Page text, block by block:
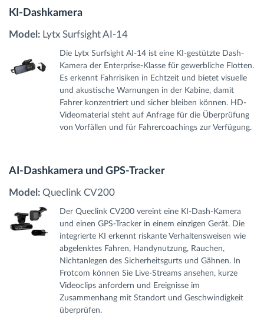
KI-Dashkamera
Model: Lytx Surfsight AI-14
Die Lytx Surfsight AI-14 ist eine KI-gestützte Dash-
Kamera der Enterprise-Klasse für gewerbliche Flotten.
Es erkennt Fahrrisiken in Echtzeit und bietet visuelle
und akustische Warnungen in der Kabine, damit
Fahrer konzentriert und sicher bleiben können. HD-
Videomaterial steht auf Anfrage für die Überprüfung
von Vorfällen und für Fahrercoachings zur Verfügung.
AI-Dashkamera und GPS-Tracker
Model: Queclink CV200
Der Queclink CV200 vereint eine KI-Dash-Kamera
und einen GPS-Tracker in einem einzigen Gerät. Die
integrierte KI erkennt riskante Verhaltensweisen wie
abgelenktes Fahren, Handynutzung, Rauchen,
Nichtanlegen des Sicherheitsgurts und Gähnen. In
Frotcom können Sie Live-Streams ansehen, kurze
Videoclips anfordern und Ereignisse im
Zusammenhang mit Standort und Geschwindigkeit
überprüfen.